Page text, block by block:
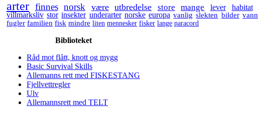
arter finnes norsk være utbredelse store mange lever habitat
villmarksliv stor insekter underarter norske europa vanlig slekten bilder vann
fugler familien fisk mindre liten mennesker fisker lange paracord
Biblioteket
Råd mot flått, knott og mygg
Basic Survival Skills
Allemanns rett med FISKESTANG
Fjellvettregler
Ulv
Allemannsrett med TELT